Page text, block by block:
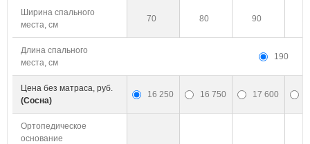
Ширина спального
места, см
70 80 90
Длина спального
места, см
190
Цена без матраса, руб.
(Сосна)
16 250 16 750 17 600
Ортопедическое
основание